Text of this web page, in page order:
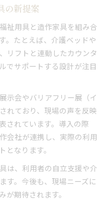
の新提案
祉用具と造作家具を組み合
。たとえば、介護ベッドや
リフトと連動したカウンタ
でサポートする設計が注目
示会やバリアフリー展（イ
れており、現場の声を反映
されています。導入の際
会社が連携し、実際の利用
となります。
は、利用者の自立支援や介
す。今後も、現場ニーズに
が期待されます。